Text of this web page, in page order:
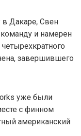
в Дакаре, Свен
и намерен
завершившего
уже были
с финном
американский